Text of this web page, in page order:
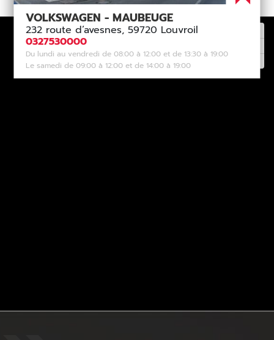
VOLKSWAGEN - MAUBEUGE
232 route d’avesnes, 59720 Louvroil
0327530000
Du lundi au vendredi de 08:00 à 12:00 et de 13:30 à 19:00
Le samedi de 09:00 à 12:00 et de 14:00 à 19:00